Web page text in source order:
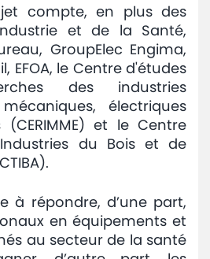
compte, en plus des
et de la Santé,
GroupElec Engima,
EFOA, le Centre d'études
des industries
électriques
et le Centre
du Bois et de
à répondre, d’une part,
en équipements et
au secteur de la santé